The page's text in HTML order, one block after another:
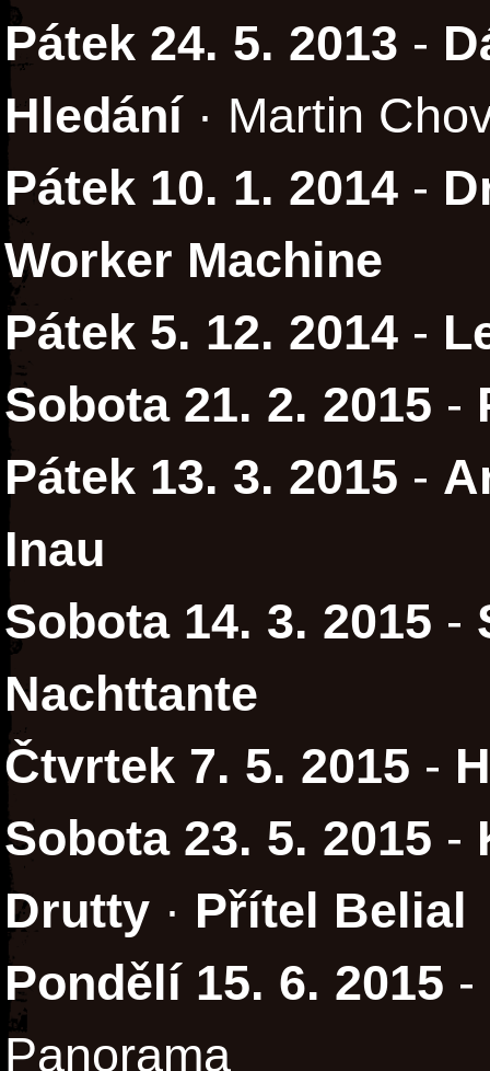
Pátek 24. 5. 2013 -
Hledání· Martin
Pátek 10. 1. 2014 -
Worker Machine
Pátek 5. 12. 2014 -
Sobota 21. 2. 2015 -
Pátek 13. 3. 2015 -
Inau
Sobota 14. 3. 2015 -
Nachttante
Čtvrtek 7. 5. 2015 -
Sobota 23. 5. 2015 -
Drutty · Přítel Belial
Pondělí 15. 6. 2015 -
Panorama